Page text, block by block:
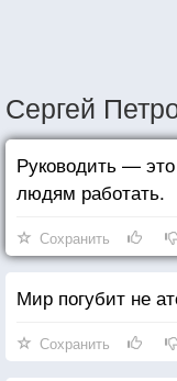
Сергей
Руководить —
людям работать.
Сохранить
Мир погубит не
Сохранить